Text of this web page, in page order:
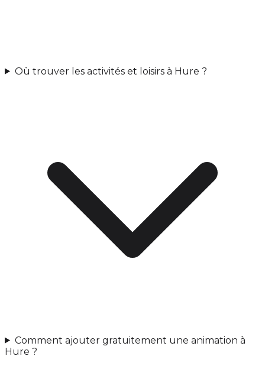
Où trouver les activités et loisirs à Hure ?
Comment ajouter gratuitement une animation à
Hure ?